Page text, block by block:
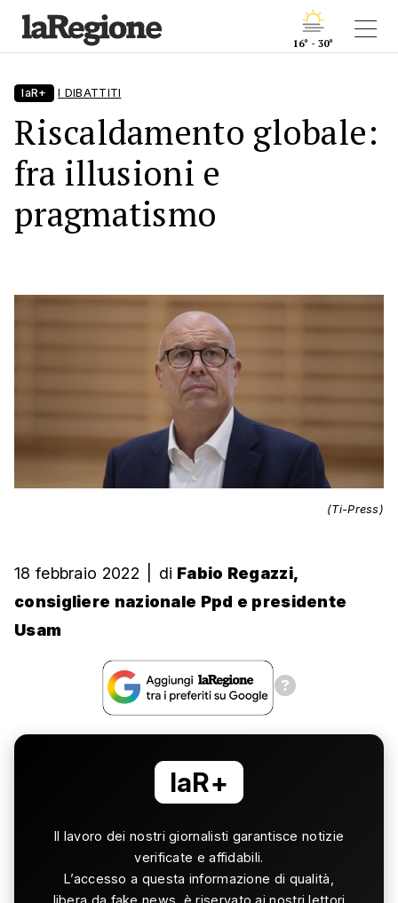
16° - 30°
laR+ I DIBATTITI
Riscaldamento globale:
fra illusioni e
pragmatismo
(Ti-Press)
18 febbraio 2022 di Fabio Regazzi,
consigliere nazionale Ppd e presidente
Usam
laR+
Il lavoro dei nostri giornalisti garantisce notizie
verificate e affidabili.
L’accesso a questa informazione di qualità,